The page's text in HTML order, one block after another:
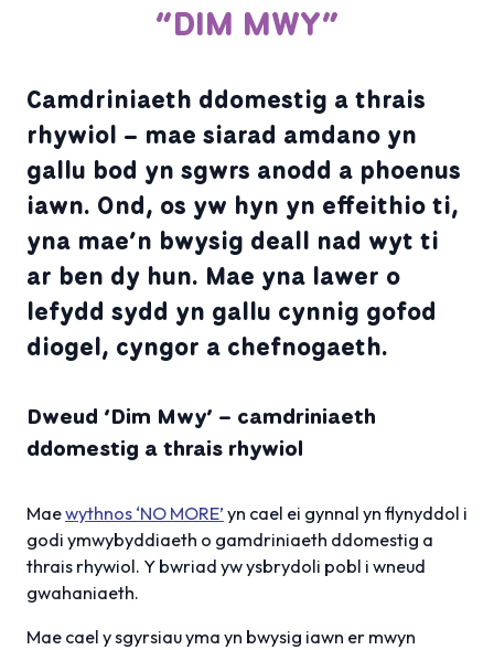
“DIM MWY”
Camdriniaeth ddomestig a thrais
rhywiol – mae siarad amdano yn
gallu bod yn sgwrs anodd a phoenus
iawn. Ond, os yw hyn yn effeithio ti,
yna mae’n bwysig deall nad wyt ti
ar ben dy hun. Mae yna lawer o
lefydd sydd yn gallu cynnig gofod
diogel, cyngor a chefnogaeth.
Dweud ‘Dim Mwy’ – camdriniaeth
ddomestig a thrais rhywiol
Maewythnos ‘NO MORE’ yn cael ei gynnal yn flynyddol i
godi ymwybyddiaeth o gamdriniaeth ddomestig a
thrais rhywiol. Y bwriad yw ysbrydoli pobl i wneud
gwahaniaeth.
Mae cael y sgyrsiau yma yn bwysig iawn er mwyn